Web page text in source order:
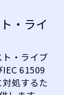
・ライ
・ライブ
61509
処するた